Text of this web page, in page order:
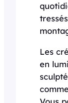
Les
en